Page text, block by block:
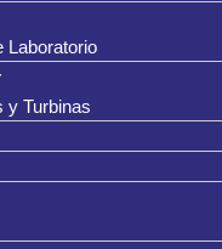
Laboratorio
y Turbinas